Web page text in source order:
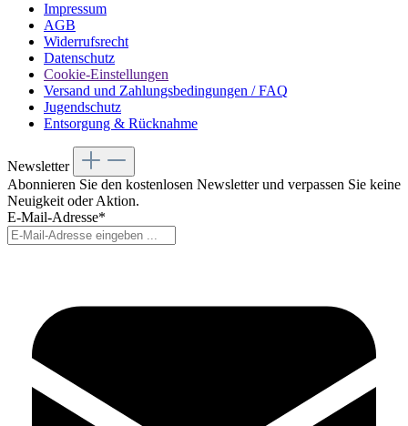
Impressum
AGB
Widerrufsrecht
Datenschutz
Cookie-Einstellungen
Versand und Zahlungsbedingungen / FAQ
Jugendschutz
Entsorgung & Rücknahme
Newsletter
Abonnieren Sie den kostenlosen Newsletter und verpassen Sie keine
Neuigkeit oder Aktion.
E-Mail-Adresse*